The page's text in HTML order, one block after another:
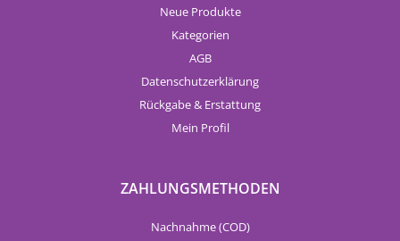
Neue Produkte
Kategorien
AGB
Datenschutzerklärung
Rückgabe & Erstattung
Mein Profil
ZAHLUNGSMETHODEN
Nachnahme (COD)